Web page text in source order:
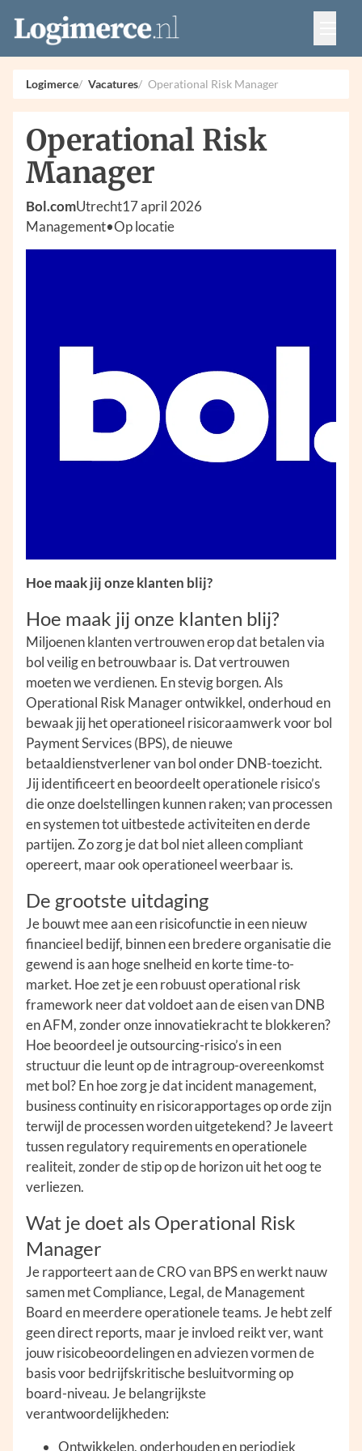
Vacatures
Events
Adverteren
Partners
Logimerce Vacatures Operational Risk Manager
Operational Risk
Manager
Bol.comUtrecht17 april 2026
Management•Op locatie
Hoe maak jij onze klanten blij?
Hoe maak jij onze klanten blij?
Miljoenen klanten vertrouwen erop dat betalen via
bol veilig en betrouwbaar is. Dat vertrouwen
moeten we verdienen. En stevig borgen. Als
Operational Risk Manager ontwikkel, onderhoud en
bewaak jij het operationeel risicoraamwerk voor bol
Payment Services (BPS), de nieuwe
betaaldienstverlener van bol onder DNB-toezicht.
Jij identificeert en beoordeelt operationele risico’s
die onze doelstellingen kunnen raken; van processen
en systemen tot uitbestede activiteiten en derde
partijen. Zo zorg je dat bol niet alleen compliant
opereert, maar ook operationeel weerbaar is.
De grootste uitdaging
Je bouwt mee aan een risicofunctie in een nieuw
financieel bedijf, binnen een bredere organisatie die
gewend is aan hoge snelheid en korte time-to-
market. Hoe zet je een robuust operational risk
framework neer dat voldoet aan de eisen van DNB
en AFM, zonder onze innovatiekracht te blokkeren?
Hoe beoordeel je outsourcing-risico’s in een
structuur die leunt op de intragroup-overeenkomst
met bol? En hoe zorg je dat incident management,
business continuity en risicorapportages op orde zijn
terwijl de processen worden uitgetekend? Je laveert
tussen regulatory requirements en operationele
realiteit, zonder de stip op de horizon uit het oog te
verliezen.
Wat je doet als Operational Risk
Manager
Je rapporteert aan de CRO van BPS en werkt nauw
samen met Compliance, Legal, de Management
Board en meerdere operationele teams. Je hebt zelf
geen direct reports, maar je invloed reikt ver, want
jouw risicobeoordelingen en adviezen vormen de
basis voor bedrijfskritische besluitvorming op
board-niveau. Je belangrijkste
verantwoordelijkheden:
Ontwikkelen, onderhouden en periodiek